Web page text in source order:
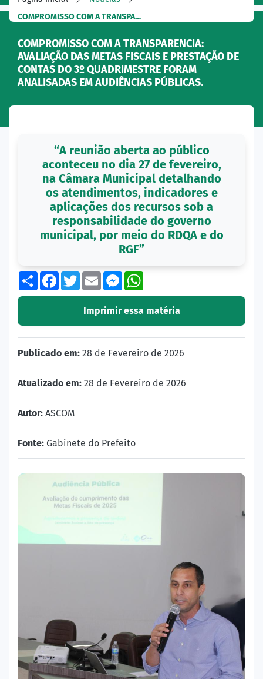
COMPROMISSO COM A TRANSPA…
COMPROMISSO COM A TRANSPARENCIA:
AVALIAÇÃO DAS METAS FISCAIS E PRESTAÇÃO DE
CONTAS DO 3º QUADRIMESTRE FORAM
ANALISADAS EM AUDIÊNCIAS PÚBLICAS.
“A reunião aberta ao público
aconteceu no dia 27 de fevereiro,
na Câmara Municipal detalhando
os atendimentos, indicadores e
aplicações dos recursos sob a
responsabilidade do governo
municipal, por meio do RDQA e do
RGF”
ShareFacebook
TwitterEmailMessenger
Imprimir essa matéria
Publicado em: 28 de Fevereiro de 2026
Atualizado em: 28 de Fevereiro de 2026
Autor: ASCOM
Fonte: Gabinete do Prefeito